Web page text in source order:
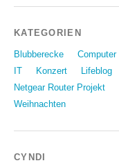
KATEGORIEN
Blubberecke Computer
IT
Konzert Lifeblog
Netgear Router Projekt
Weihnachten
CYNDI